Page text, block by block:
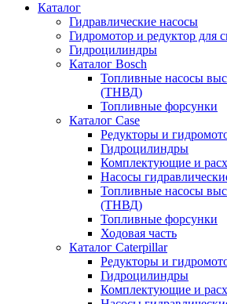
Каталог
Гидравлические насосы
Гидромотор и редуктор для
Гидроцилиндры
Каталог Bosch
Топливные насосы
(ТНВД)
Топливные форсунки
Каталог Case
Редукторы и
Гидроцилиндры
Комплектующие и
Насосы
Топливные насосы
(ТНВД)
Топливные форсунки
Ходовая часть
Каталог Caterpillar
Редукторы и
Гидроцилиндры
Комплектующие и